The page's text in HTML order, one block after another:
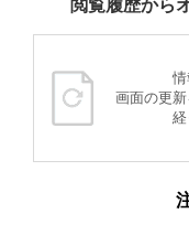
閲覧履歴から
情
画面の更
経